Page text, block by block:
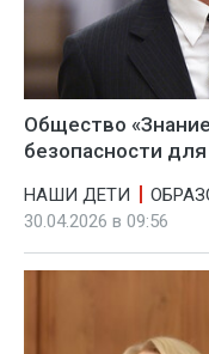
Общество
безопасности
НАШИ ДЕТИ
30.04.2026 в 09:56